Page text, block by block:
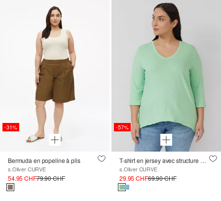
-31%
Bermuda en popeline à plis
s.Oliver CURVE
54.95 CHF79.90 CHF
-57%
T-shirt en jersey avec structure en fil flammé et ourlet arrondi
s.Oliver CURVE
29.95 CHF69.90 CHF